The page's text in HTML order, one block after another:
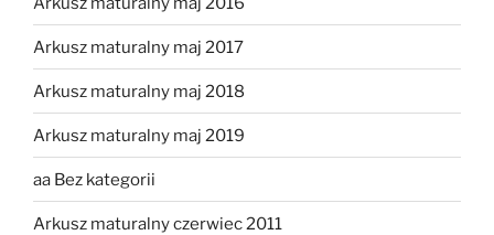
Arkusz maturalny maj 2017
Arkusz maturalny maj 2018
Arkusz maturalny maj 2019
aa Bez kategorii
Arkusz maturalny czerwiec 2011